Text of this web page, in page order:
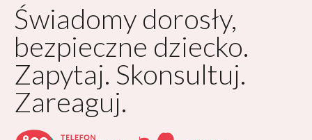
Świadomy dorosły,
bezpieczne dziecko.
Zapytaj. Skonsultuj.
Zareaguj.